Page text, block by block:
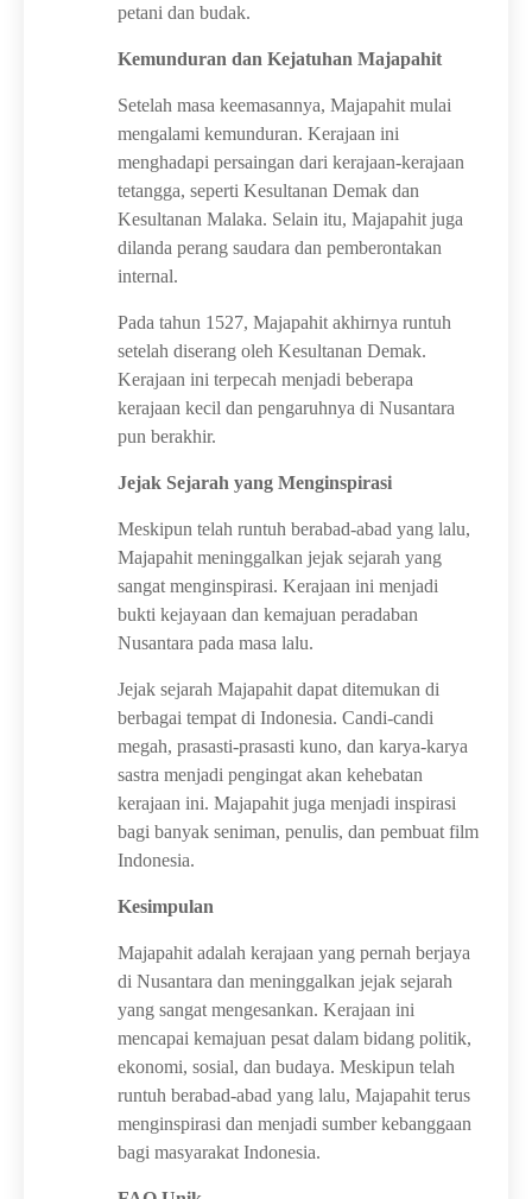
petani dan budak.
Kemunduran dan Kejatuhan Majapahit
Setelah masa keemasannya, Majapahit mulai
mengalami kemunduran. Kerajaan ini
menghadapi persaingan dari kerajaan-kerajaan
tetangga, seperti Kesultanan Demak dan
Kesultanan Malaka. Selain itu, Majapahit juga
dilanda perang saudara dan pemberontakan
internal.
Pada tahun 1527, Majapahit akhirnya runtuh
setelah diserang oleh Kesultanan Demak.
Kerajaan ini terpecah menjadi beberapa
kerajaan kecil dan pengaruhnya di Nusantara
pun berakhir.
Jejak Sejarah yang Menginspirasi
Meskipun telah runtuh berabad-abad yang lalu,
Majapahit meninggalkan jejak sejarah yang
sangat menginspirasi. Kerajaan ini menjadi
bukti kejayaan dan kemajuan peradaban
Nusantara pada masa lalu.
Jejak sejarah Majapahit dapat ditemukan di
berbagai tempat di Indonesia. Candi-candi
megah, prasasti-prasasti kuno, dan karya-karya
sastra menjadi pengingat akan kehebatan
kerajaan ini. Majapahit juga menjadi inspirasi
bagi banyak seniman, penulis, dan pembuat film
Indonesia.
Kesimpulan
Majapahit adalah kerajaan yang pernah berjaya
di Nusantara dan meninggalkan jejak sejarah
yang sangat mengesankan. Kerajaan ini
mencapai kemajuan pesat dalam bidang politik,
ekonomi, sosial, dan budaya. Meskipun telah
runtuh berabad-abad yang lalu, Majapahit terus
menginspirasi dan menjadi sumber kebanggaan
bagi masyarakat Indonesia.